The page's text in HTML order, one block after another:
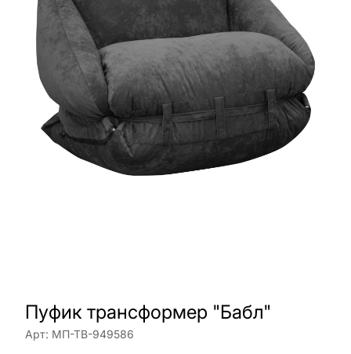
Пуфик трансформер "Бабл"
Арт: МП-ТВ-949586